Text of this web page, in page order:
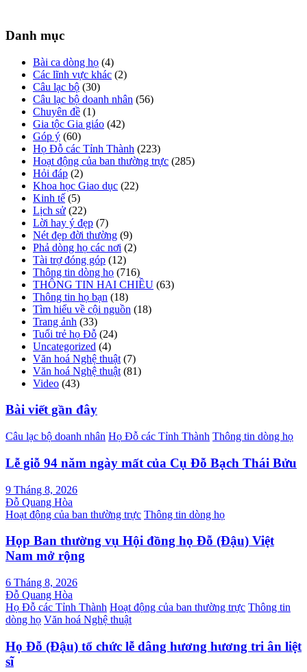
Danh mục
Bài ca dòng họ (4)
Các lĩnh vực khác (2)
Câu lạc bộ (30)
Câu lạc bộ doanh nhân (56)
Chuyên đề (1)
Gia tộc Gia giáo (42)
Góp ý (60)
Họ Đỗ các Tỉnh Thành (223)
Hoạt động của ban thường trực (285)
Hỏi đáp (2)
Khoa học Giao dục (22)
Kinh tế (5)
Lịch sử (22)
Lời hay ý đẹp (7)
Nét đẹp đời thường (9)
Phả dòng họ các nơi (2)
Tài trợ đóng góp (12)
Thông tin dòng họ (716)
THÔNG TIN HAI CHIỀU (63)
Thông tin họ bạn (18)
Tìm hiểu về cội nguồn (18)
Trang ảnh (33)
Tuổi trẻ họ Đỗ (24)
Uncategorized (4)
Văn hoá Nghệ thuật (7)
Văn hoá Nghệ thuật (81)
Video (43)
Bài viết gần đây
Câu lạc bộ doanh nhân Họ Đỗ các Tỉnh Thành Thông tin dòng họ
Lễ giỗ 94 năm ngày mất của Cụ Đỗ Bạch Thái Bửu
9 Tháng 8, 2026
Đỗ Quang Hòa
Hoạt động của ban thường trực Thông tin dòng họ
Họp Ban thường vụ Hội đồng họ Đỗ (Đậu) Việt
Nam mở rộng
6 Tháng 8, 2026
Đỗ Quang Hòa
Họ Đỗ các Tỉnh Thành Hoạt động của ban thường trực Thông tin
dòng họ Văn hoá Nghệ thuật
Họ Đỗ (Đậu) tổ chức lễ dâng hương hương tri ân liệt
sĩ